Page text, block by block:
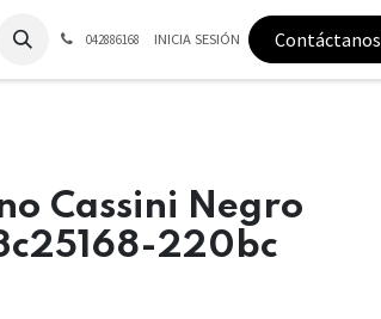
042886168 INICIA SESIÓN Contáctanos
Cassini Negro
220bc